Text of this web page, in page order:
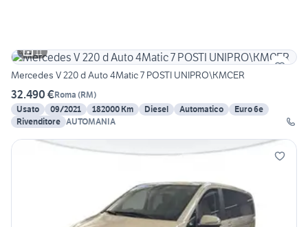
11
Mercedes V 220 d Auto 4Matic 7 POSTI UNIPRO\KMCER
32.490 €Roma (RM)
Usato
09/2021 182000 Km Diesel Automatico
Euro 6e
Rivenditore AUTOMANIA